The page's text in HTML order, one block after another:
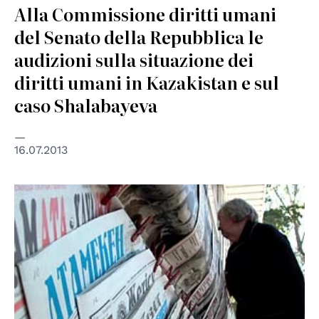
Alla Commissione diritti umani
del Senato della Repubblica le
audizioni sulla situazione dei
diritti umani in Kazakistan e sul
caso Shalabayeva
16.07.2013
© OSCE